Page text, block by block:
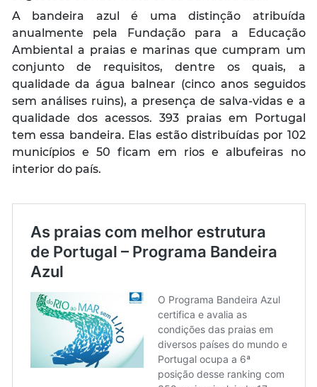
A bandeira azul é uma distinção atribuída
anualmente pela Fundação para a Educação
Ambiental a praias e marinas que cumpram um
conjunto de requisitos, dentre os quais, a
qualidade da água balnear (cinco anos seguidos
sem análises ruins), a presença de salva-vidas e a
qualidade dos acessos. 393 praias em Portugal
tem essa bandeira. Elas estão distribuídas por 102
municípios e 50 ficam em rios e albufeiras no
interior do país.